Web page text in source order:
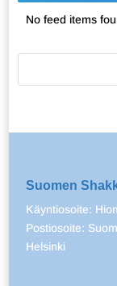
No feed items
Suomen
Käyntiosoite:
Postiosoite:
Helsinki